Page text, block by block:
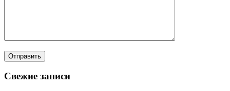
Свежие записи